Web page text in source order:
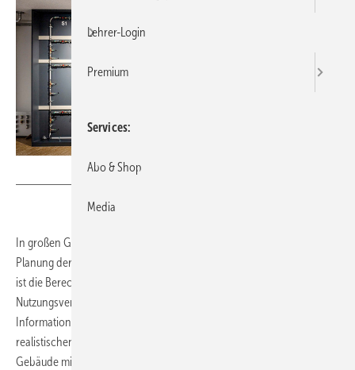
In großen Gebäuden mit zahlreichen Entnahmestellen ist eine präzise
Planung der Trinkwasserinstallation unverzichtbar. Grundlage hierfür
ist die Berechnung nach DIN 1988-300, die das voraussichtliche
Nutzungsverhalten abbilden muss. Die Hydraulikwand im Geberit
Informationszentrum Langenfeld unterstützt diesen Prozess mit einer
realistischen Simulation einer Trinkwasserinstallation in einem
Gebäude mit zwölf Nutzungseinheiten auf vier Etagen. Verschiedene
Lehrer-Login
Premium
Services
Abo & Shop
Media